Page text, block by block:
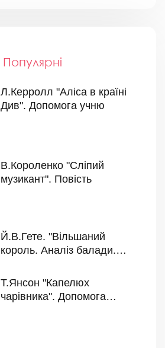
Популярні
Л.Керролл "Аліса в країні
Див". Допомога учню
В.Короленко "Сліпий
музикант". Повість
Й.В.Гете. "Вільшаний
король. Аналіз балади.
Т.Янсон "Капелюх
чарівника". Допомога